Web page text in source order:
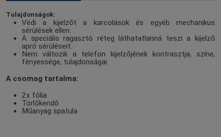
Tulajdonságok:
Védi a kijelzőt a karcolások és egyéb mechanikus
sérülések ellen.
A speciális ragasztó réteg láthatatlanná teszi a kijelző
apró sérüléseit.
Nem változik a telefon kijelzőjének kontrasztja, színe,
fényessége, tulajdonságai.
A csomag tartalma:
2x fólia
Törlőkendő
Műanyag spatula